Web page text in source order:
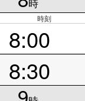
時
時刻
8:00
8:30